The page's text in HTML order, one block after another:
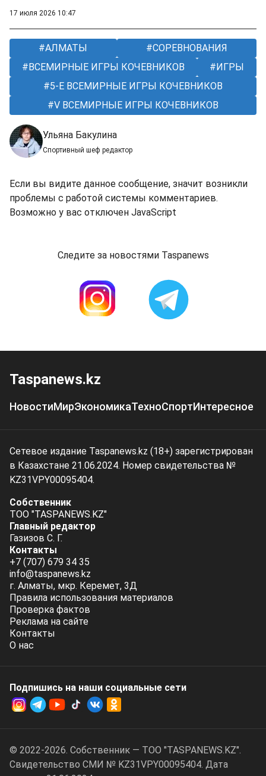
17 июля 2026 10:47
АЛМАТЫ
СОРЕВНОВАНИЯ
ВСЕМИРНЫЕ ИГРЫ КОЧЕВНИКОВ
ИГРЫ
5-Е ВСЕМИРНЫЕ ИГРЫ КОЧЕВНИКОВ
V ВСЕМИРНЫЕ ИГРЫ КОЧЕВНИКОВ
Ульяна Бакулина
Спортивный шеф редактор
Если вы видите данное сообщение, значит возникли
проблемы с работой системы комментариев.
Возможно у вас отключен JavaScript
Следите за новостями Taspanews
Taspanews.kz
НовостиМирЭкономикаТехноСпортИнтересное
Сетевое издание Taspanews.kz (18+) зарегистрирован
в Казахстане 21.06.2024. Номер свидетельства №
KZ31VPY00095404.
Собственник
ТОО "TASPANEWS.KZ"
Главный редактор
Газизов С. Г.
Контакты
+7 (707) 679 34 35
info@taspanews.kz
г. Алматы, мкр. Керемет, 3Д
Правила использования материалов
Проверка фактов
Реклама на сайте
Контакты
О нас
Подпишись на наши социальные cети
© 2022-2026. Собственник — ТОО "TASPANEWS.KZ".
Cвидетельство СМИ № KZ31VPY00095404. Дата